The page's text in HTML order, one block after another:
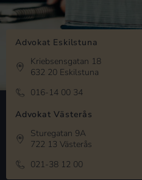
Advokat Eskilstuna
Kriebsensgatan 18
632 20 Eskilstuna
016-14 00 34
Advokat Västerås
Sturegatan 9A
722 13 Västerås
021-38 12 00